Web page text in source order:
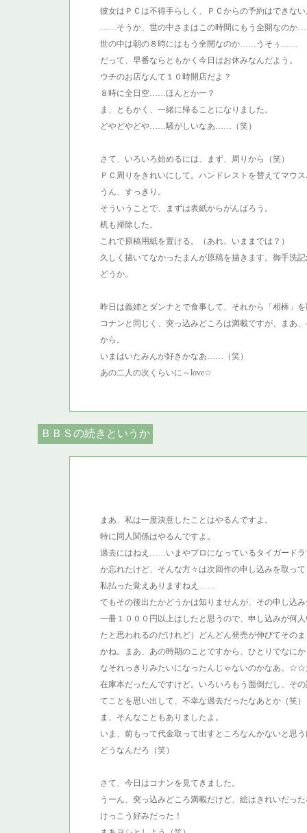
彼女はＰＣは不得手らしく、ＰＣからの予約はできな
……そうか、世の中さまはこの時間にもう全開なのか
世の中は朝の８時にはもう全開なのか……うそぅ……
だって、早番ならともかく今日はお休みなんだよう。
ウチのお店なんて１０時開店だよ？
８時に全日空……ほんとかー？
ま、ともかく、一緒に帰ることになりました。
どやどやどや……騒がしいなあ……（笑）
さて、いろいろ始めるには、まず、周りから（笑）
ＰＣ周りをきれいにして。ハンドレストを替えてマウ
うん、すっきり。
そういうことで、まずは表紙からがんばろう。
机も掃除した。
これで原稿用紙を置ける。（あれ、いままでは？）
久しく描いてなかったまんが原稿を描きます。御手
どうか。
昨日は義姉とダンナとで食事して、それから「相棒」
コナンと同じく、突っ込みどころは満載ですが、まあ
から。
いまはいたみんが好きかなあ……（笑）
あの二人の次くらいに～love☆
ＢＢＳの続きというか
まあ、私は一度決意したことはやるんですよ。
特に同人関係はやるんですよ。
過去にはねえ……いまやプロになっているタイガード
か忘れたけど、そんな方々は次回作の申し込みを取っ
私払った覚えありますねえ……
でもその後出たかどうかは知りませんが、その申し込
一冊１０００円以上はしたと思うので、申し込みが何
たと思われるのだけれど）どんどん発売が伸びてその
かね。まあ、あの時期のことですから、ひとりでなに
なそれっきりみたいになったんじゃないのかなあ。
在庫本だったんですけど。いろいろもう面倒だし、そ
てことを思い出して、不幸な過去だったなあとか（笑）
ま、そんなこともありましたよ。
いま、前もって代金取って出すところなんかないと思
どうなんだろ（笑）
さて、今日はコナンを見てきました。
うーん、突っ込みどころ満載だけど、絵はきれいだっ
けっこう好みだった！